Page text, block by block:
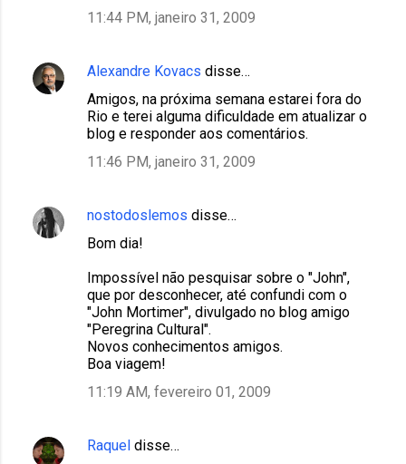
11:44 PM, janeiro 31, 2009
Alexandre Kovacs disse…
Amigos, na próxima semana estarei fora do
Rio e terei alguma dificuldade em atualizar o
blog e responder aos comentários.
11:46 PM, janeiro 31, 2009
nostodoslemos disse…
Bom dia!
Impossível não pesquisar sobre o "John",
que por desconhecer, até confundi com o
"John Mortimer", divulgado no blog amigo
"Peregrina Cultural".
Novos conhecimentos amigos.
Boa viagem!
11:19 AM, fevereiro 01, 2009
Raquel disse…